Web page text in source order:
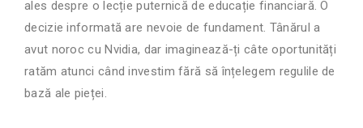
ales despre o lecție puternică de educație financiară. O
decizie informată are nevoie de fundament. Tânărul a
avut noroc cu Nvidia, dar imaginează-ți câte oportunități
ratăm atunci când investim fără să înțelegem regulile de
bază ale pieței.